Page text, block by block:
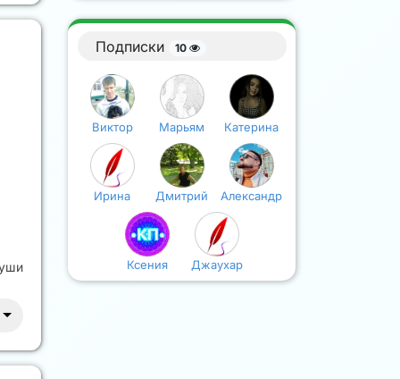
Подписки 10
Виктор Марьям Катерина
Ирина Дмитрий Александр
Ксения Джаухар